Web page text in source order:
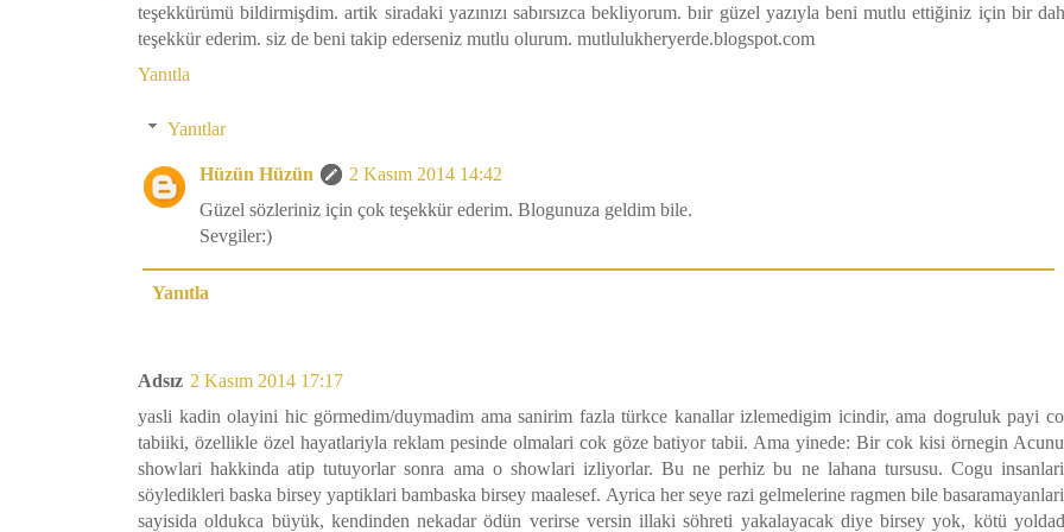
teşekkürümü bildirmişdim. artik siradaki yazınızı sabırsızca bekliyorum. bıir güzel yazıyla beni mutlu ettiğiniz için bir
teşekkür ederim. siz de beni takip ederseniz mutlu olurum. mutlulukheryerde.blogspot.com
Yanıtla
Yanıtlar
Hüzün Hüzün
2 Kasım 2014 14:42
Güzel sözleriniz için çok teşekkür ederim. Blogunuza geldim bile.
Sevgiler:)
Yanıtla
Adsız 2 Kasım 2014 17:17
yasli kadin olayini hic görmedim/duymadim ama sanirim fazla türkce kanallar izlemedigim icindir, ama dogruluk payi
tabiiki, özellikle özel hayatlariyla reklam pesinde olmalari cok göze batiyor tabii. Ama yinede: Bir cok kisi örnegin
showlari hakkinda atip tutuyorlar sonra ama o showlari izliyorlar. Bu ne perhiz bu ne lahana tursusu. Cogu
söyledikleri baska birsey yaptiklari bambaska birsey maalesef. Ayrica her seye razi gelmelerine ragmen bile
sayisida oldukca büyük, kendinden nekadar ödün verirse versin illaki söhreti yakalayacak diye birsey yok, kötü